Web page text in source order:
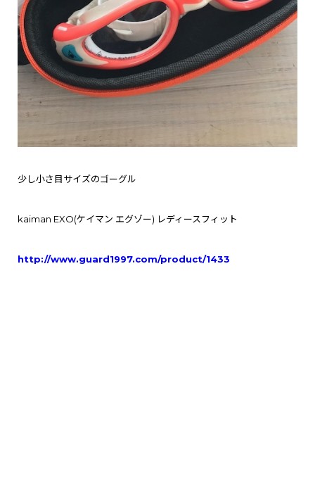
少し小さ目サイズのゴーグル
kaiman EXO(ケイマン エグゾー) レディースフィット
http://www.guard1997.com/product/1433